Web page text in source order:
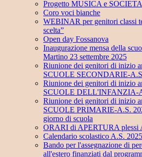
Progetto MUSICA e
Coro voci bianche
WEBINAR per genitori classi
scelta”
Open day Fossanova
Inaugurazione mensa della
Martino 23 settembre 2025
Riunione dei genitori di inizio
SCUOLE SECONDARIE-
Riunione dei genitori di inizio
SCUOLE DELL'INFANZIA-
Riunione dei genitori di inizio
SCUOLE PRIMARIE-A.S.
giorno di scuola
ORARI di APERTURA plessi
Calendario scolastico A.S.
Bando per l'assegnazione di
all'estero finanziati dal